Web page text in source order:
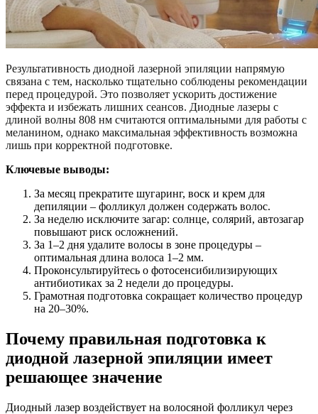
Результативность диодной лазерной эпиляции напрямую
связана с тем, насколько тщательно соблюдены рекомендации
перед процедурой. Это позволяет ускорить достижение
эффекта и избежать лишних сеансов. Диодные лазеры с
длиной волны 808 нм считаются оптимальными для работы с
меланином, однако максимальная эффективность возможна
лишь при корректной подготовке.
Ключевые выводы:
За месяц прекратите шугаринг, воск и крем для
депиляции – фолликул должен содержать волос.
За неделю исключите загар: солнце, солярий, автозагар
повышают риск осложнений.
За 1–2 дня удалите волосы в зоне процедуры –
оптимальная длина волоса 1–2 мм.
Проконсультируйтесь о фотосенсибилизирующих
антибиотиках за 2 недели до процедуры.
Грамотная подготовка сокращает количество процедур
на 20–30%.
Почему правильная подготовка к
диодной лазерной эпиляции имеет
решающее значение
Диодный лазер воздействует на волосяной фолликул через